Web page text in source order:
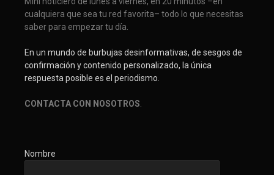
cualquiera que sea tu red favorita– todo lo que necesitas
saber para empezar tu día.
En un mundo de burbujas desinformativas, de sesgos de
confirmación y contenido personalizado, la única
respuesta posible es el periodismo.
CONTACTA CON NOSOTROS
Nombre